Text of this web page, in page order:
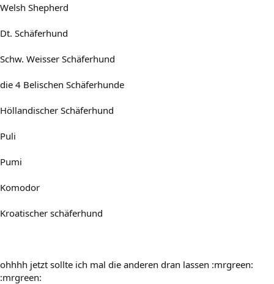
Welsh Shepherd
Dt. Schäferhund
Schw. Weisser Schäferhund
die 4 Belischen Schäferhunde
Höllandischer Schäferhund
Puli
Pumi
Komodor
Kroatischer schäferhund
ohhhh jetzt sollte ich mal die anderen dran lassen :mrgreen:
:mrgreen: